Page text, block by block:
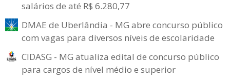
salários de até R$ 6.280,77
DMAE de Uberlândia - MG abre concurso público
com vagas para diversos níveis de escolaridade
CIDASG - MG atualiza edital de concurso público
para cargos de nível médio e superior